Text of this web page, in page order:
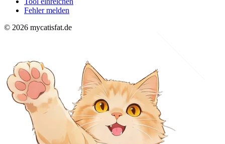
Fehler melden
© 2026 mycatisfat.de